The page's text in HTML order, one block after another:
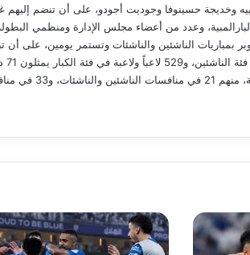
وخديجة حسينوفا وجوديت أجودو، على أن تنضم إليهم
وعدد من أعضاء مجلس الإدارة ومنظمي